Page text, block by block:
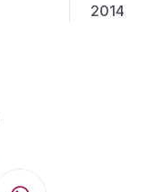
2014